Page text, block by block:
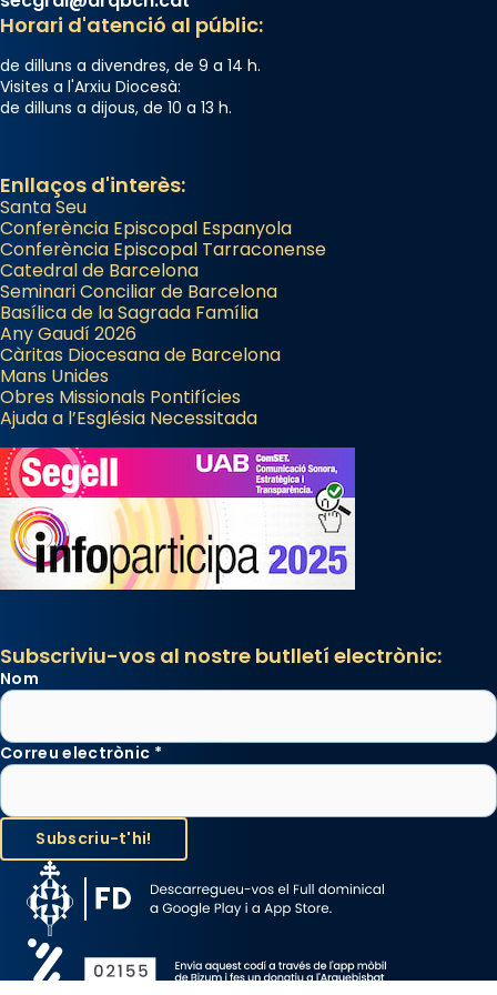
Horari d'atenció al públic:
de dilluns a divendres, de 9 a 14 h.
Visites a l'Arxiu Diocesà:
de dilluns a dijous, de 10 a 13 h.
Enllaços d'interès:
Santa Seu
Conferència Episcopal Espanyola
Conferència Episcopal Tarraconense
Catedral de Barcelona
Seminari Conciliar de Barcelona
Basílica de la Sagrada Família
Any Gaudí 2026
Càritas Diocesana de Barcelona
Mans Unides
Obres Missionals Pontifícies
Ajuda a l’Església Necessitada
Subscriviu-vos al nostre butlletí electrònic:
Nom
Correu electrònic *